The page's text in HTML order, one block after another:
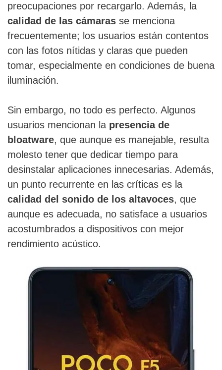
preocupaciones por recargarlo. Además, la
calidad de las cámaras se menciona
frecuentemente; los usuarios están contentos
con las fotos nítidas y claras que pueden
tomar, especialmente en condiciones de buena
iluminación.
Sin embargo, no todo es perfecto. Algunos
usuarios mencionan la presencia de
bloatware, que aunque es manejable, resulta
molesto tener que dedicar tiempo para
desinstalar aplicaciones innecesarias. Además,
un punto recurrente en las críticas es la
calidad del sonido de los altavoces, que
aunque es adecuada, no satisface a usuarios
acostumbrados a dispositivos con mejor
rendimiento acústico.